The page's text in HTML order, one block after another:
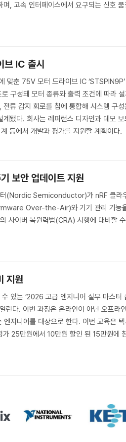
며, 고속 인터페이스에서 요구되는 신호
IC 출시
맞춘 75V 모터 드라이브 IC ‘STSPIN9P’
구성돼 모터 종류와 출력 조건에 따라
류 감지 회로를 칩에 통합해 시스템 구
됐다. 회사는 레퍼런스 디자인과 데모 보
등에서 개발과 평가를 지원할 계획이다.
보안 업데이트 지원
터(Nordic Semiconductor)가 nRF 클라
Over-the-Air)와 기기 관리 기능
사이버 복원력법(CRA) 시행에 대비할 수
지원
있는 ‘2026 고급 엔지니어 실무 마스터
린다. 이번 과정은 온라인이 아닌 오프라
지니어를 대상으로 한다. 이번 교육은
25만원에서 10만원 할인 된 15만원에